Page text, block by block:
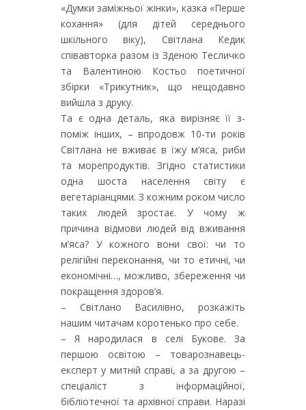
«Думки заміжньої жінки», казка «Перше
кохання» (для дітей середнього
шкільного віку), Світлана Кедик
співавторка разом із Зденою Тесличко
та Валентиною Костьо поетичної
збірки «Трикутник», що нещодавно
вийшла з друку.
Та є одна деталь, яка вирізняє її з-
поміж інших, – впродовж 10-ти років
Світлана не вживає в їжу м’яса, риби
та морепродуктів. Згідно статистики
одна шоста населення світу є
вегетаріанцями. З кожним роком число
таких людей зростає. У чому ж
причина відмови людей від вживання
м’яса? У кожного вони свої: чи то
релігійні переконання, чи то етичні, чи
економічні…, можливо, збереження чи
покращення здоров’я.
– Світлано Василівно, розкажіть
нашим читачам коротенько про себе.
– Я народилася в селі Букове. За
першою освітою – товарознавець-
експерт у митній справі, а за другою –
спеціаліст з інформаційної,
бібліотечної та архівної справи. Наразі